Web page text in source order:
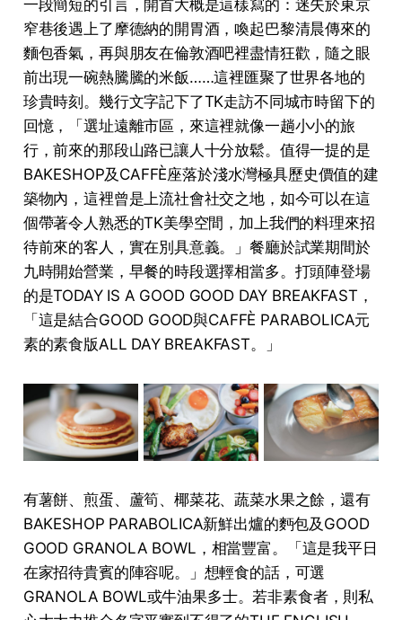
⼀段簡短的引⾔，開⾸⼤概是這樣寫的：迷失於東京
窄巷後遇上了摩德納的開胃酒，喚起巴黎清晨傳來的
麵包⾹氣，再與朋友在倫敦酒吧裡盡情狂歡，隨之眼
前出現⼀碗熱騰騰的⽶飯……這裡匯聚了世界各地的
珍貴時刻。幾⾏⽂字記下了TK⾛訪不同城市時留下的
回憶，「選址遠離市區，來這裡就像⼀趟⼩⼩的旅
⾏，前來的那段⼭路已讓⼈⼗分放鬆。值得⼀提的是
BAKESHOP及CAFFÈ座落於淺⽔灣極具歷史價值的建
築物內，這裡曾是上流社會社交之地，如今可以在這
個帶著令⼈熟悉的TK美學空間，加上我們的料理來招
待前來的客⼈，實在別具意義。」餐廳於試業期間於
九時開始營業，早餐的時段選擇相當多。打頭陣登場
的是TODAY IS A GOOD GOOD DAY BREAKFAST，
「這是結合GOOD GOOD與CAFFÈ PARABOLICA元
素的素⾷版ALL DAY BREAKFAST。」
有薯餅、煎蛋、蘆筍、椰菜花、蔬菜⽔果之餘，還有
BAKESHOP PARABOLICA新鮮出爐的麪包及GOOD
GOOD GRANOLA BOWL，相當豐富。「這是我平⽇
在家招待貴賓的陣容呢。」想輕食的話，可選
GRANOLA BOWL或牛油果多士。若非素食者，則私